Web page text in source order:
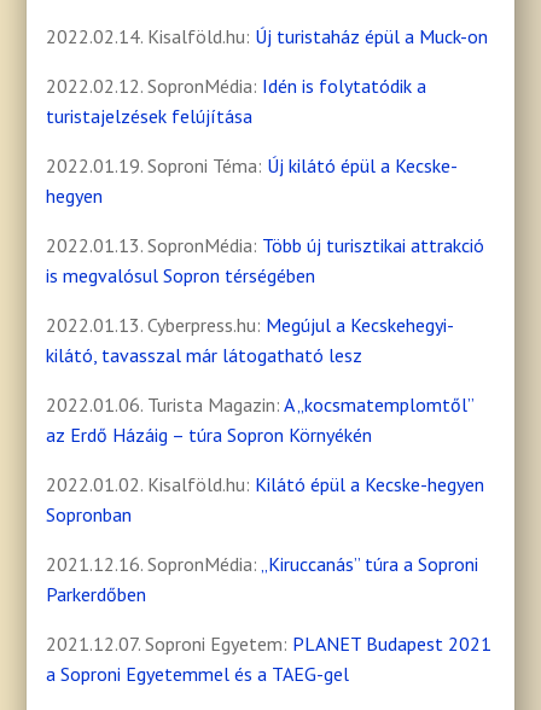
2022.02.14. Kisalföld.hu: Új turistaház épül a Muck-on
2022.02.12. SopronMédia: Idén is folytatódik a
turistajelzések felújítása
2022.01.19. Soproni Téma: Új kilátó épül a Kecske-
hegyen
2022.01.13. SopronMédia: Több új turisztikai attrakció
is megvalósul Sopron térségében
2022.01.13. Cyberpress.hu: Megújul a Kecskehegyi-
kilátó, tavasszal már látogatható lesz
2022.01.06. Turista Magazin:A „kocsmatemplomtől”
az Erdő Házáig – túra Sopron Környékén
2022.01.02. Kisalföld.hu: Kilátó épül a Kecske-hegyen
Sopronban
2021.12.16. SopronMédia:„Kiruccanás” túra a Soproni
Parkerdőben
2021.12.07. Soproni Egyetem: PLANET Budapest 2021
a Soproni Egyetemmel és a TAEG-gel